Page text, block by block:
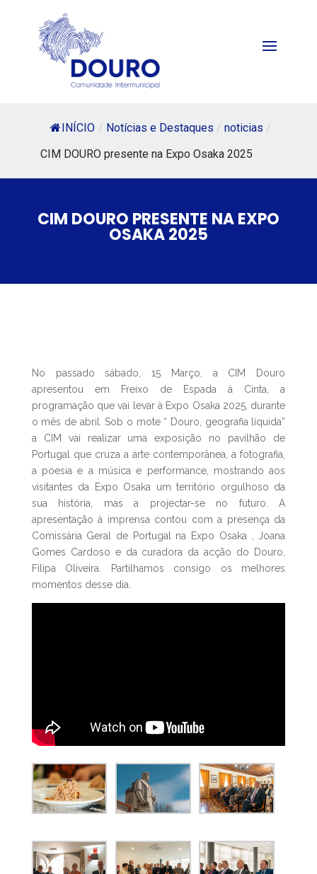
INÍCIO / Notícias e Destaques / noticias /
CIM DOURO presente na Expo Osaka 2025
CIM DOURO PRESENTE NA EXPO
OSAKA 2025
No passado sábado, 15 Março, a CIM Douro
apresentou em Freixo de Espada à Cinta, a
programação que vai levar à Expo Osaka 2025, durante
o mês de abril. Sob o mote “ Douro, geografia líquida”
a CIM vai realizar uma exposição no pavilhão de
Portugal que cruza a arte contemporânea, a fotografia,
a poesia e a música e performance, mostrando aos
visitantes da Expo Osaka um território orgulhoso da
sua história, mas a projectar-se no futuro. A
apresentação à imprensa contou com a presença da
Comissária Geral de Portugal na Expo Osaka , Joana
Gomes Cardoso e da curadora da acção do Douro,
Filipa Oliveira. Partilhamos consigo os melhores
momentos desse dia.